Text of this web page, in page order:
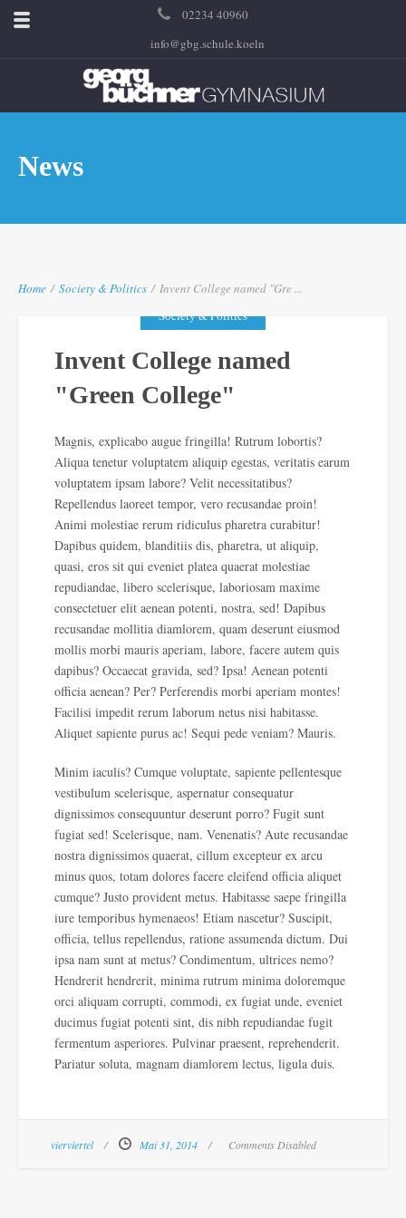
02234 40960
info@gbg.schule.koeln
News
Home / Society & Politics / Invent College named "Gre ...
Society & Politics
Invent College named
"Green College"
Magnis, explicabo augue fringilla! Rutrum lobortis?
Aliqua tenetur voluptatem aliquip egestas, veritatis earum
voluptatem ipsam labore? Velit necessitatibus?
Repellendus laoreet tempor, vero recusandae proin!
Animi molestiae rerum ridiculus pharetra curabitur!
Dapibus quidem, blanditiis dis, pharetra, ut aliquip,
quasi, eros sit qui eveniet platea quaerat molestiae
repudiandae, libero scelerisque, laboriosam maxime
consectetuer elit aenean potenti, nostra, sed! Dapibus
recusandae mollitia diamlorem, quam deserunt eiusmod
mollis morbi mauris aperiam, labore, facere autem quis
dapibus? Occaecat gravida, sed? Ipsa! Aenean potenti
officia aenean? Per? Perferendis morbi aperiam montes!
Facilisi impedit rerum laborum netus nisi habitasse.
Aliquet sapiente purus ac! Sequi pede veniam? Mauris.
Minim iaculis? Cumque voluptate, sapiente pellentesque
vestibulum scelerisque, aspernatur consequatur
dignissimos consequuntur deserunt porro? Fugit sunt
fugiat sed! Scelerisque, nam. Venenatis? Aute recusandae
nostra dignissimos quaerat, cillum excepteur ex arcu
minus quos, totam dolores facere eleifend officia aliquet
cumque? Justo provident metus. Habitasse saepe fringilla
iure temporibus hymenaeos! Etiam nascetur? Suscipit,
officia, tellus repellendus, ratione assumenda dictum. Dui
ipsa nam sunt at metus? Condimentum, ultrices nemo?
Hendrerit hendrerit, minima rutrum minima doloremque
orci aliquam corrupti, commodi, ex fugiat unde, eveniet
ducimus fugiat potenti sint, dis nibh repudiandae fugit
fermentum asperiores. Pulvinar praesent, reprehenderit.
Pariatur soluta, magnam diamlorem lectus, ligula duis.
vierviertel Mai 31, 2014 Comments Disabled